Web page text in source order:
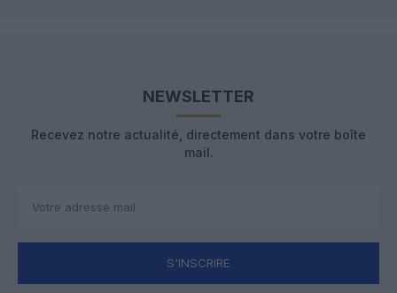
NEWSLETTER
Recevez notre actualité, directement dans votre boîte
mail.
S'INSCRIRE